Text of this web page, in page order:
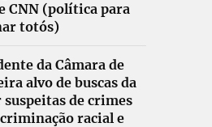
CNN (política para
totós)
da Câmara de
alvo de buscas da
suspeitas de crimes
racial e